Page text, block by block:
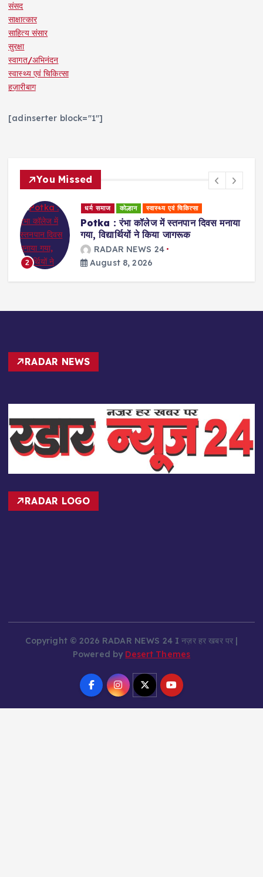
संसद
साक्षात्कार
साहित्य संसार
सुरक्षा
स्वागत/अभिनंदन
स्वास्थ्य एवं चिकित्सा
हज़ारीबाग
[adinserter block="1"]
You Missed
धर्म समाज कोल्हान
Jamshedpur : लायंस क्लब ऑफ
जमशेदपुर प्रीमियम की नई टीम ने संभाला
कार्यभार, अंशुल रिंगासिया बने अध्यक्ष
RADAR NEWS 24
RADAR NEWS
RADAR LOGO
Copyright © 2026 RADAR NEWS 24 I नज़र हर खबर पर |